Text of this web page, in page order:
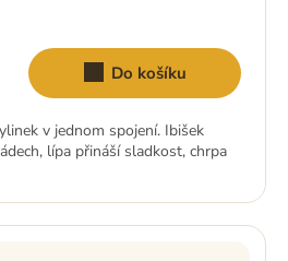
Do košíku
v jednom spojení. Ibišek
lípa přináší sladkost, chrpa